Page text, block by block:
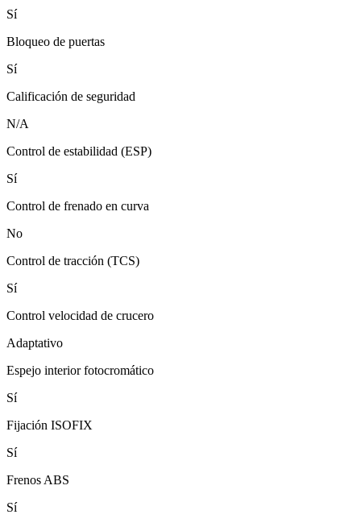
Sí
Bloqueo de puertas
Sí
Calificación de seguridad
N/A
Control de estabilidad (ESP)
Sí
Control de frenado en curva
No
Control de tracción (TCS)
Sí
Control velocidad de crucero
Adaptativo
Espejo interior fotocromático
Sí
Fijación ISOFIX
Sí
Frenos ABS
Sí